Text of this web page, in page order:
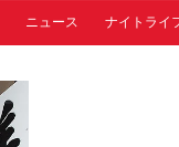
ニュース ナイトライ